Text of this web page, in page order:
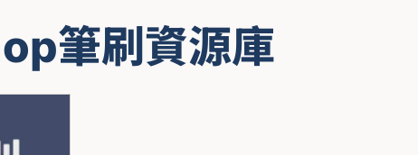
筆刷資源庫